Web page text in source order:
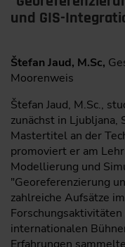
und GIS-
Štefan Jaud, M.Sc,
Moorenweis
Štefan Jaud, M.Sc.,
zunächst in
Mastertitel an der
promoviert er am
Modellierung und
"Georeferenzierung
zahlreiche Aufsätze
internationalen